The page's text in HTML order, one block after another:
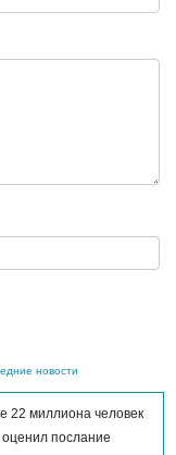
новости
22 миллиона человек
послание